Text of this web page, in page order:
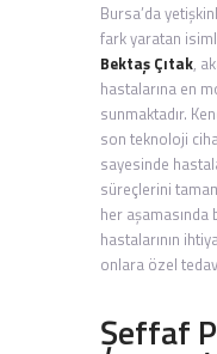
Bursa’da
fark yaratan
Bektaş Çıtak,
hastalarına en
sunmaktadır.
son teknoloji
sayesinde
süreçlerini
her
hastalarının
onlara özel
Şeffaf